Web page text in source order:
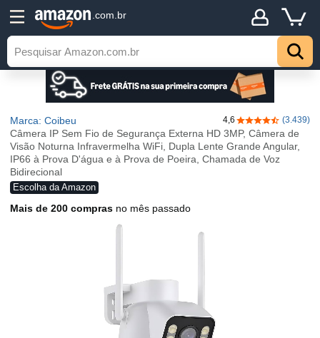
.com.br
Marca: Coibeu 4,6 4,6 de 5 estrelas
(3.439)
Câmera IP Sem Fio de Segurança Externa HD 3MP, Câmera de
Visão Noturna Infravermelha WiFi, Dupla Lente Grande Angular,
IP66 à Prova D'água e à Prova de Poeira, Chamada de Voz
Bidirecional
Escolha da Amazon
Mais de 200 compras no mês passado